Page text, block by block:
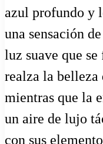
azul profundo y
una sensación
luz suave que
realza la belleza
mientras que la
un aire de lujo
con sus